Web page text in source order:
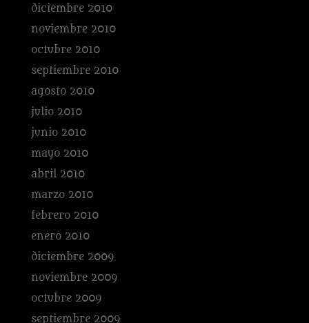
diciembre 2010
noviembre 2010
octubre 2010
septiembre 2010
agosto 2010
julio 2010
junio 2010
mayo 2010
abril 2010
marzo 2010
febrero 2010
enero 2010
diciembre 2009
noviembre 2009
octubre 2009
septiembre 2009